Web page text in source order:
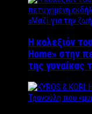
Η κολεξιόν
Home» στην
της γυναίκας